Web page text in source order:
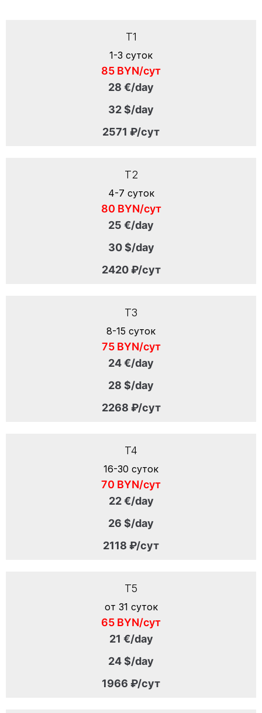
T1
1-3 суток
85 BYN/сут
28 €/day
32 $/day
2571 ₽/сут
T2
4-7 суток
80 BYN/сут
25 €/day
30 $/day
2420 ₽/сут
T3
8-15 суток
75 BYN/сут
24 €/day
28 $/day
2268 ₽/сут
T4
16-30 суток
70 BYN/сут
22 €/day
26 $/day
2118 ₽/сут
T5
от 31 суток
65 BYN/сут
21 €/day
24 $/day
1966 ₽/сут